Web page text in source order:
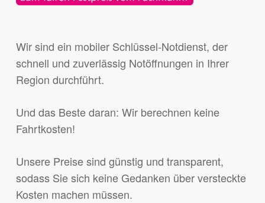
Wir sind ein mobiler Schlüssel-Notdienst, der
schnell und zuverlässig Notöffnungen in Ihrer
Region durchführt.
Und das Beste daran: Wir berechnen keine
Fahrtkosten!
Unsere Preise sind günstig und transparent,
sodass Sie sich keine Gedanken über versteckte
Kosten machen müssen.